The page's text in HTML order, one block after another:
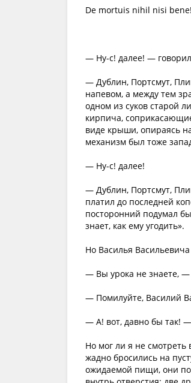
De mortuis nihil nisi bene!
— Ну-с! далее! —
— Дублин, Портсмут,
напевом, а между тем
одном из суков старой
кирпича,
виде крыши, опираясь
механизм был тоже
— Ну-с! далее!
— Дублин, Портсмут,
платил до последней
посторонний подумал
знает, как ему угодить».
Но Василья
— Вы урока не знаете, —
— Помилуйте, Василий
— А! вот, давно бы так!
Но мог ли я не
жадно бросились на
ожидаемой пищи, они